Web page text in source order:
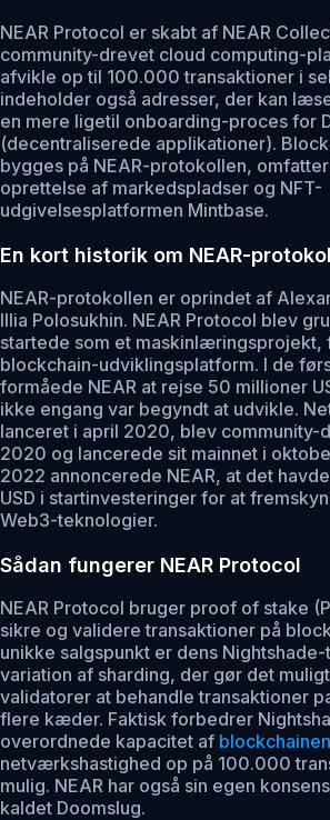
NEAR Protocol er skabt af NEAR
community-drevet cloud computing-
afvikle op til 100.000 transaktioner i
indeholder også adresser, der kan
en mere ligetil onboarding-proces for
(decentraliserede applikationer).
bygges på NEAR-protokollen,
oprettelse af markedspladser og NFT-
udgivelsesplatformen Mintbase.
En kort historik om NEAR-
NEAR-protokollen er oprindet af
Illia Polosukhin. NEAR Protocol blev
startede som et maskinlæringsprojekt,
blockchain-udviklingsplatform. I de
formåede NEAR at rejse 50 millioner
ikke engang var begyndt at udvikle.
lanceret i april 2020, blev community-
2020 og lancerede sit mainnet i
2022 annoncerede NEAR, at det
USD i startinvesteringer for at
Web3-teknologier.
Sådan fungerer NEAR Protocol
NEAR Protocol bruger proof of stake
sikre og validere transaktioner på
unikke salgspunkt er dens
variation af sharding, der gør det
validatorer at behandle transaktioner
flere kæder. Faktisk forbedrer
overordnede kapacitet af blockchainen
netværkshastighed op på 100.000
mulig. NEAR har også sin egen
kaldet Doomslug.